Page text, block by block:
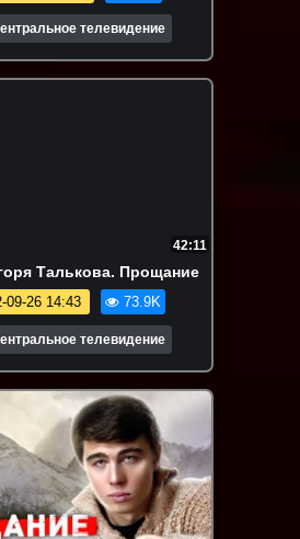
телевидение
42:11
Талькова. Прощание
09-26 14:43 73.9K
телевидение